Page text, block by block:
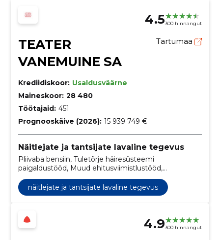
4.5300 hinnangut
TEATER
VANEMUINE SA
Tartumaa
Krediidiskoor: Usaldusväärne
Maineskoor: 28 480
Töötajaid: 451
Prognooskäive (2026): 15 939 749 €
Näitlejate ja tantsijate lavaline tegevus
Pliivaba bensiin, Tuletõrje häiresüsteemi
paigaldustööd, Muud ehitusviimistlustööd,
moodulmööbel, Võrgujaoturid, Mitmesugused
istmed ja toolid, Kaabelülekandeliinid,
Põrandapaigaldustööd, Mehhanotehnilised
näitlejate ja tantsijate lavaline tegevus
4.9300 hinnangut